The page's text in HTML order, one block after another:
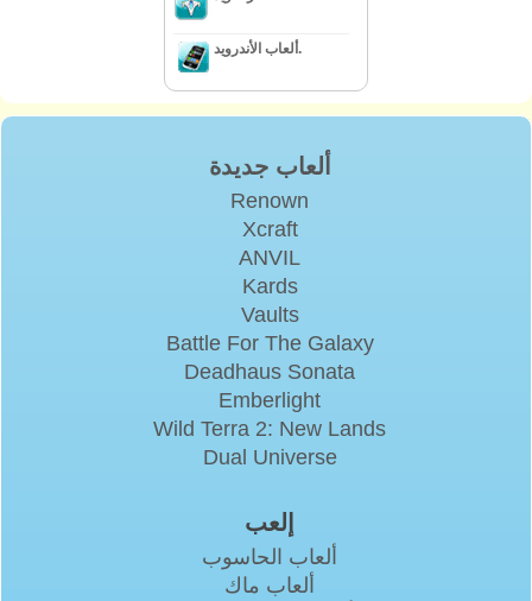
ألعاب الأندرويد.
ألعاب جديدة
Renown
Xcraft
ANVIL
Kards
Vaults
Battle For The Galaxy
Deadhaus Sonata
Emberlight
Wild Terra 2: New Lands
Dual Universe
إلعب
ألعاب الحاسوب
ألعاب ماك